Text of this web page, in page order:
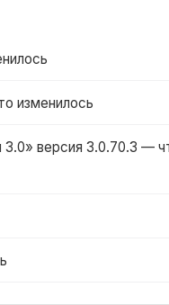
изменилось
3.0» версия 3.0.70.3 —